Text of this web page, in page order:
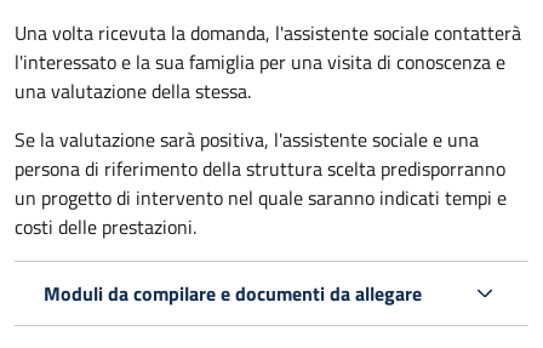
Una volta ricevuta la domanda, l'assistente sociale contatterà
l'interessato e la sua famiglia per una visita di conoscenza e
una valutazione della stessa.
Se la valutazione sarà positiva, l'assistente sociale e una
persona di riferimento della struttura scelta predisporranno
un progetto di intervento nel quale saranno indicati tempi e
costi delle prestazioni.
Moduli da compilare e documenti da allegare